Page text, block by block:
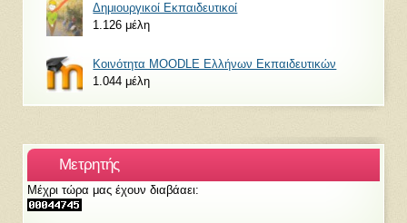
Δημιουργικοί Εκπαιδευτικοί
1.126 μέλη
Κοινότητα MOODLE Ελλήνων Εκπαιδευτικών
1.044 μέλη
Μετρητής
Μέχρι τώρα μας έχουν διαβάαει: